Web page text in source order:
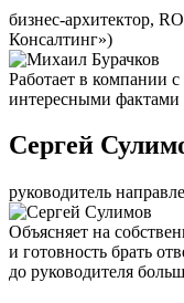
бизнес-архитектор,
Консалтинг»)
Работает в компании
интересными фактами
Сергей
руководитель
Объясняет на
и готовность брать
до руководителя